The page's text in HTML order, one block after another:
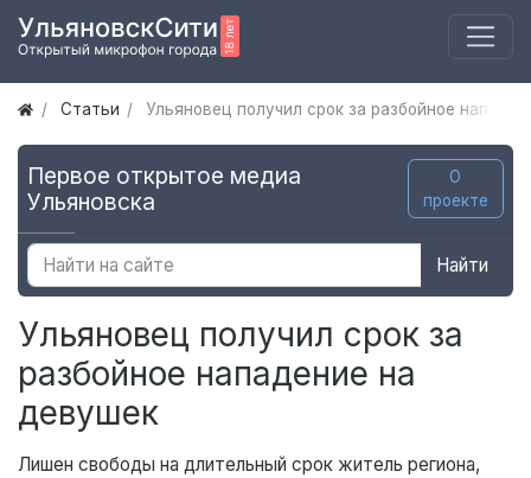
Статьи Ульяновец получил срок за разбойное
Первое открытое медиа
Ульяновска
О
проекте
Найти
Ульяновец получил срок за
разбойное нападение на
девушек
Лишен свободы на длительный срок житель региона,